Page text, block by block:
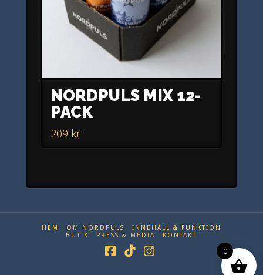
NORDPULS MIX 12-
PACK
209 kr
HEM OM NORDPULS
INNEHÅLL & FUNKTION
BUTIK
PRESS & MEDIA KONTAKT
Facebook
Tiktok
0